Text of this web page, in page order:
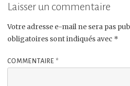
Laisser un commentaire
Votre adresse e-mail ne sera pas
obligatoires sont indiqués avec *
COMMENTAIRE *